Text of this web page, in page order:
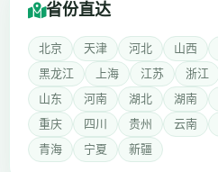
省份直达
北京 天津 河北 山西
黑龙江
上海 江苏 浙江
山东
河南 湖北 湖南
重庆
四川 贵州 云南
青海
宁夏 新疆